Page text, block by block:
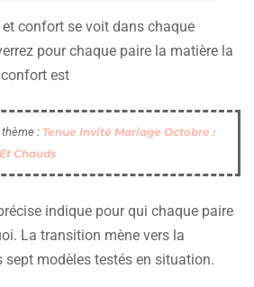
confort se voit dans chaque
pour chaque paire la matière la
est
: Tenue Invité Mariage Octobre :
Chauds
indique pour qui chaque paire
La transition mène vers la
sept modèles testés en situation.